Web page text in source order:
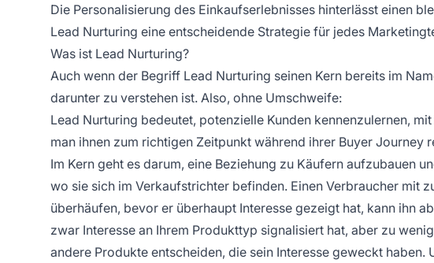
Die Personalisierung des Einkaufserlebnisses hinterlässt einen
Lead Nurturing eine entscheidende Strategie für jedes
Was ist Lead Nurturing?
Auch wenn der Begriff Lead Nurturing seinen Kern bereits im
darunter zu verstehen ist. Also, ohne Umschweife:
Lead Nurturing bedeutet, potenzielle Kunden kennenzulernen,
man ihnen zum richtigen Zeitpunkt während ihrer Buyer Journey
Im Kern geht es darum, eine Beziehung zu Käufern aufzubauen
wo sie sich im Verkaufstrichter befinden. Einen Verbraucher mit
überhäufen, bevor er überhaupt Interesse gezeigt hat, kann ihn
zwar Interesse an Ihrem Produkttyp signalisiert hat, aber zu
andere Produkte entscheiden, die sein Interesse geweckt